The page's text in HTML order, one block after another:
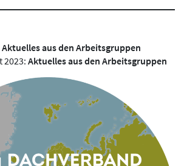
Aktuelles aus den Arbeitsgruppen
2023: Aktuelles aus den Arbeitsgruppen